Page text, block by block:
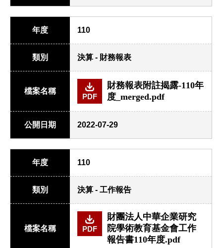
年度 110
類別 決算 - 財務報表
檔案名稱
PDF
財務報表附註揭露-110年
度_merged.pdf
公開日期 2022-07-29
年度 110
類別 決算 - 工作報告
檔案名稱 PDF
財團法人中華企業研究
院學術教育基金會工作
報告書110年度.pdf